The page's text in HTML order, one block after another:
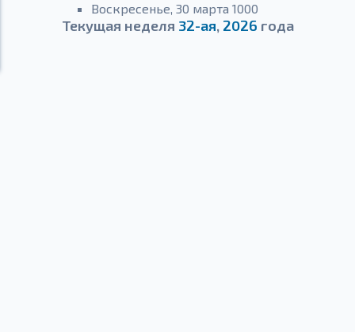
Воскресенье, 30 марта 1000
Текущая неделя 32-ая, 2026 года